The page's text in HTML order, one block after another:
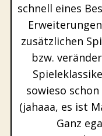
schnell eines
zusätzlichen
bzw.
sowieso
(jahaaa, es ist
Ganz